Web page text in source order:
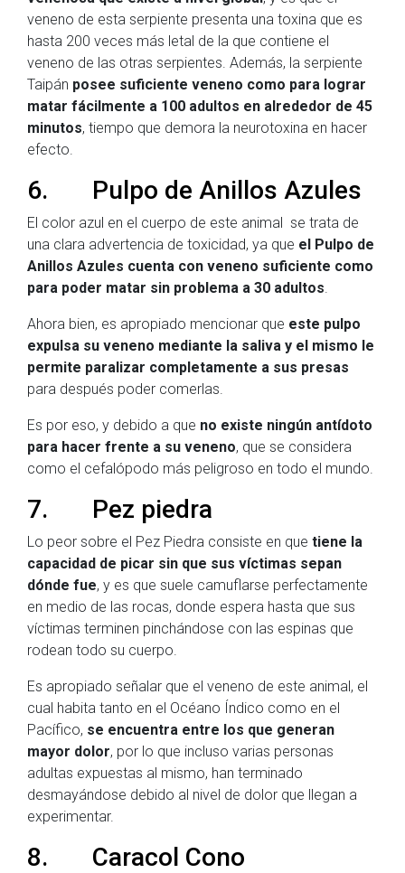
veneno de esta serpiente presenta una toxina que es
hasta 200 veces más letal de la que contiene el
veneno de las otras serpientes. Además, la serpiente
Taipán posee suficiente veneno como para lograr
matar fácilmente a 100 adultos en alrededor de 45
minutos, tiempo que demora la neurotoxina en hacer
efecto.
6. Pulpo de Anillos Azules
El color azul en el cuerpo de este animal se trata de
una clara advertencia de toxicidad, ya que el Pulpo de
Anillos Azules cuenta con veneno suficiente como
para poder matar sin problema a 30 adultos.
Ahora bien, es apropiado mencionar que este pulpo
expulsa su veneno mediante la saliva y el mismo le
permite paralizar completamente a sus presas
para después poder comerlas.
Es por eso, y debido a que no existe ningún antídoto
para hacer frente a su veneno, que se considera
como el cefalópodo más peligroso en todo el mundo.
7. Pez piedra
Lo peor sobre el Pez Piedra consiste en que tiene la
capacidad de picar sin que sus víctimas sepan
dónde fue, y es que suele camuflarse perfectamente
en medio de las rocas, donde espera hasta que sus
víctimas terminen pinchándose con las espinas que
rodean todo su cuerpo.
Es apropiado señalar que el veneno de este animal, el
cual habita tanto en el Océano Índico como en el
Pacífico, se encuentra entre los que generan
mayor dolor, por lo que incluso varias personas
adultas expuestas al mismo, han terminado
desmayándose debido al nivel de dolor que llegan a
experimentar.
8. Caracol Cono